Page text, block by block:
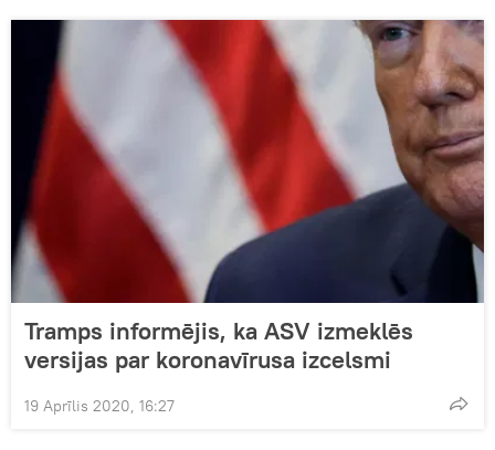
Tramps informējis, ka ASV izmeklēs
versijas par koronavīrusa izcelsmi
19 Aprīlis 2020, 16:27